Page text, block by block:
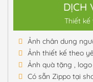
DỊCH
Thiết kế
Ảnh chân dung
Ảnh thiết kế theo
Ảnh quà tặng , logo
Có sẵn Zippo tại